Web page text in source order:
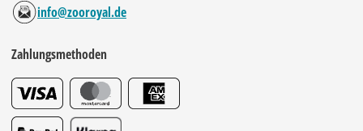
info@zooroyal.de
Zahlungsmethoden